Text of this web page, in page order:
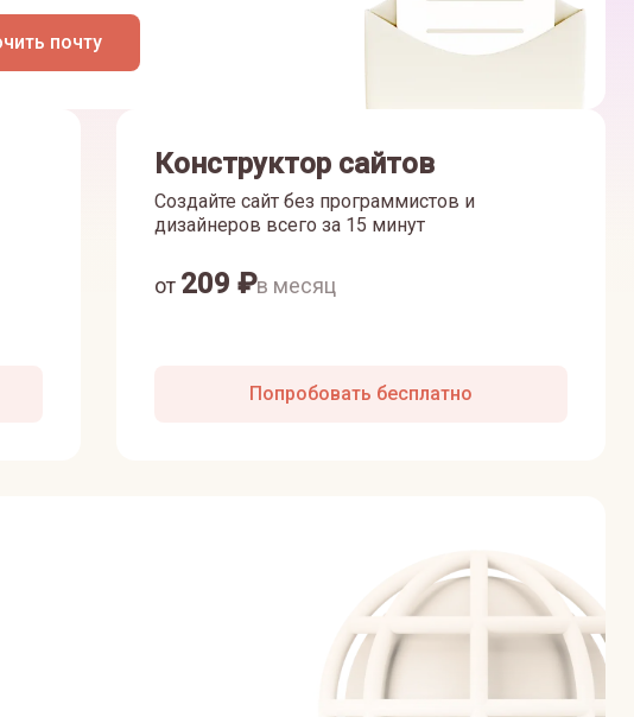
почту
Конструктор сайтов
Создайте сайт без программистов и
дизайнеров всего за 15 минут
от 209 ₽в месяц
Попробовать бесплатно